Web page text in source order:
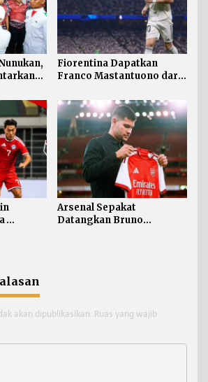
Fiorentina Dapatkan
Franco Mastantuono dari
Arsenal Sepakat
Datangkan Bruno
akan dipublikasikan. Ruas yang wajib